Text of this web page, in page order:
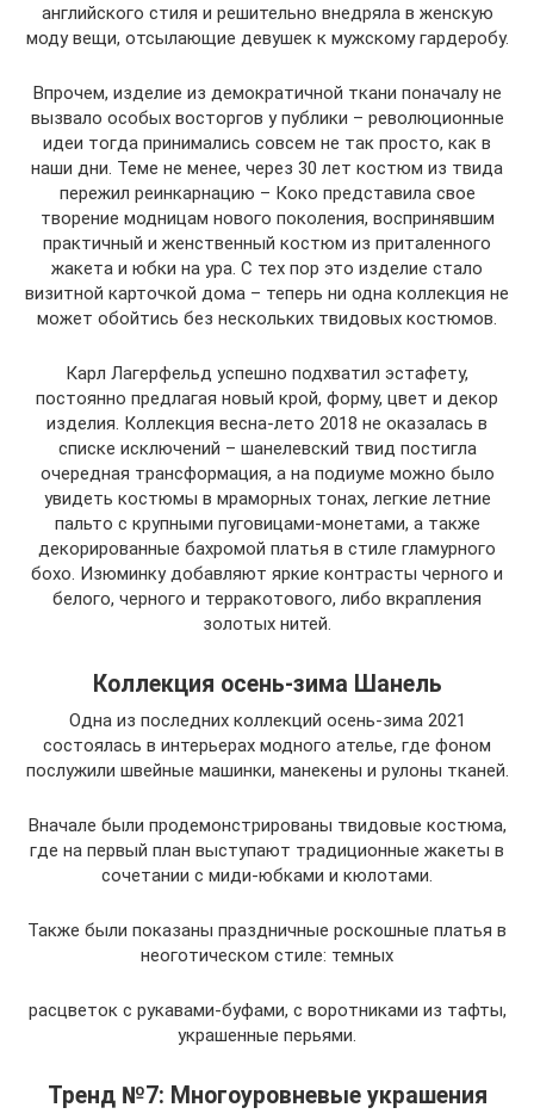
английского стиля и решительно внедряла в женскую
моду вещи, отсылающие девушек к мужскому гардеробу.
Впрочем, изделие из демократичной ткани поначалу не
вызвало особых восторгов у публики – революционные
идеи тогда принимались совсем не так просто, как в
наши дни. Теме не менее, через 30 лет костюм из твида
пережил реинкарнацию – Коко представила свое
творение модницам нового поколения, воспринявшим
практичный и женственный костюм из приталенного
жакета и юбки на ура. С тех пор это изделие стало
визитной карточкой дома – теперь ни одна коллекция не
может обойтись без нескольких твидовых костюмов.
Карл Лагерфельд успешно подхватил эстафету,
постоянно предлагая новый крой, форму, цвет и декор
изделия. Коллекция весна-лето 2018 не оказалась в
списке исключений – шанелевский твид постигла
очередная трансформация, а на подиуме можно было
увидеть костюмы в мраморных тонах, легкие летние
пальто с крупными пуговицами-монетами, а также
декорированные бахромой платья в стиле гламурного
бохо. Изюминку добавляют яркие контрасты черного и
белого, черного и терракотового, либо вкрапления
золотых нитей.
Коллекция осень-зима Шанель
Одна из последних коллекций осень-зима 2021
состоялась в интерьерах модного ателье, где фоном
послужили швейные машинки, манекены и рулоны тканей.
Вначале были продемонстрированы твидовые костюма,
где на первый план выступают традиционные жакеты в
сочетании с миди-юбками и кюлотами.
Также были показаны праздничные роскошные платья в
неоготическом стиле: темных
расцветок с рукавами-буфами, с воротниками из тафты,
украшенные перьями.
Тренд №7: Многоуровневые украшения